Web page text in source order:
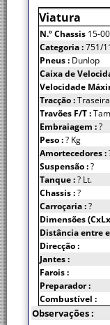
Viatura
N.º Chassis 15-
Categoria :751/
Pneus : Dunlop
Caixa de
Velocidade
Tracção :Traseira
Travões F/T :
Embraiagem :?
Peso :? Kg
Amortecedores :
Suspensão :?
Tanque :? Lt.
Chassis :?
Carroçaria :?
Dimensões
Distância entre
Direcção :
Jantes :
Farois :
Preparador :
Combustível :
Observações :